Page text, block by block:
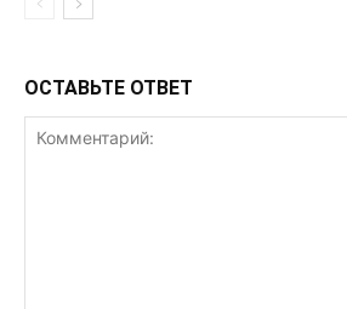
ОСТАВЬТЕ ОТВЕТ